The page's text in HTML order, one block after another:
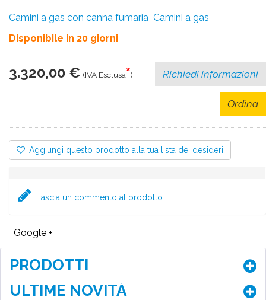
Camini a gas con canna fumaria Camini a gas
Disponibile in 20 giorni
3.320,00 € (IVA Esclusa*) Richiedi informazioni
Ordina
Aggiungi questo prodotto alla tua lista dei desideri
Lascia un commento al prodotto
Google +
PRODOTTI
ULTIME NOVITÀ